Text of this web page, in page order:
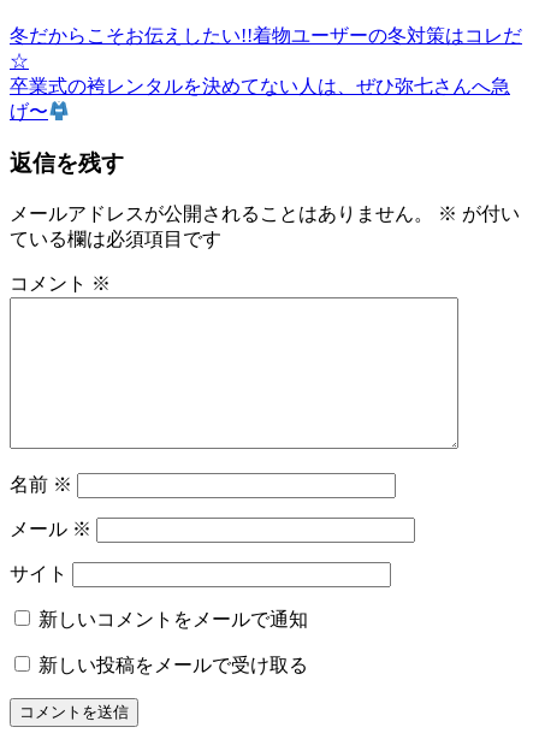
き
も
の
ゆ
た
か
た
着
専
和〜
美
く
和
化
投
稿
ナ
ビ
ー
シ
前
の
記
事:
冬だからこそお伝えしたい!!着物ユーザーの冬対策はコレだ
☆
次
の
事:
卒業式の袴レンタルを決めてない人は、ぜひ弥七さんへ急
げ〜
返信を残す
メールアドレスが公開されることはありません。 ※ が付い
ている欄は必須項目です
コメント ※
名前 ※
メール ※
サイト
新しいコメントをメールで通知
新しい投稿をメールで受け取る